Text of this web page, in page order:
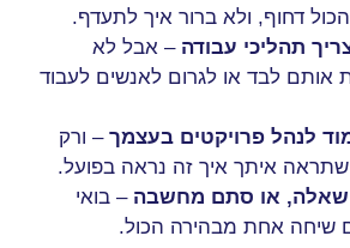
דחוף, ולא ברור איך לתעדף.
תהליכי עבודה – אבל לא
אותם לבד או לגרום לאנשים לעבוד
לנהל פרויקטים בעצמך – ורק
שתראה איתך איך זה נראה בפועל.
שאלה, או סתם מחשבה – בואי
שיחה אחת מבהירה הכול.